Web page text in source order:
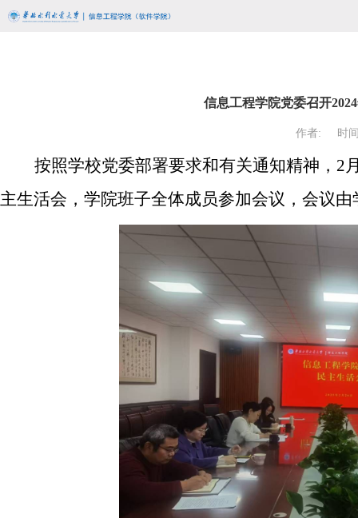
信息工程学院党委召开
作者: 时
按照学校党委部署要求和有关通知精神， 2
主生活会，学院班子全体成员参加会议， 会议由